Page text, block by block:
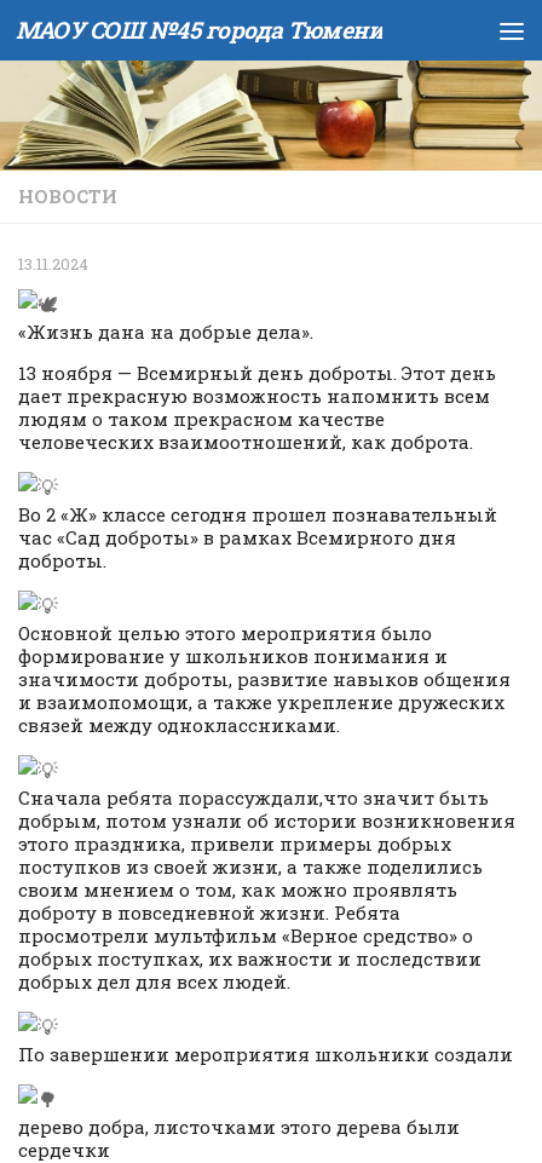
Skip to content
МАОУ СОШ №45 города Тюмени
НОВОСТИ
13.11.2024
«Жизнь дана на добрые дела».
13 ноября — Всемирный день доброты. Этот день
дает прекрасную возможность напомнить всем
людям о таком прекрасном качестве
человеческих взаимоотношений, как доброта.
Во 2 «Ж» классе сегодня прошел познавательный
час «Сад доброты» в рамках Всемирного дня
доброты.
Основной целью этого мероприятия было
формирование у школьников понимания и
значимости доброты, развитие навыков общения
и взаимопомощи, а также укрепление дружеских
связей между одноклассниками.
Сначала ребята порассуждали,что значит быть
добрым, потом узнали об истории возникновения
этого праздника, привели примеры добрых
поступков из своей жизни, а также поделились
своим мнением о том, как можно проявлять
доброту в повседневной жизни. Ребята
просмотрели мультфильм «Верное средство» о
добрых поступках, их важности и последствии
добрых дел для всех людей.
По завершении мероприятия школьники создали
дерево добра, листочками этого дерева были
сердечки